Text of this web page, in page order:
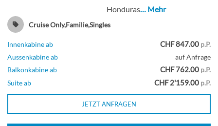
Innenkabine-[3V]
Deck 7
Innenkabine
Honduras… Mehr
Cruise Only,Familie,Singles
Innenkabine ab CHF 847.00 p.P.
Aussenkabine ab
auf Anfrage
Balkonkabine ab
CHF 762.00 p.P.
Suite ab
CHF 2'159.00 p.P.
JETZT ANFRAGEN